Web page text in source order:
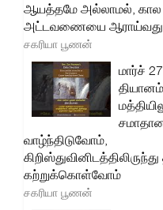
ஆயத்தமே அல்லாமல், கால
அட்டவணையை
சகரியா பூணன்
மார்ச்
தியானம்
வாழ்ந்திடுவோம்,
கற்றுக்கொள்வோம்
சகரியா பூணன்